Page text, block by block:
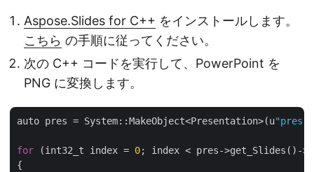
Aspose.Slides for C++ をインストールします。
こちら の手順に従ってください。
次の C++ コードを実行して、PowerPoint を
PNG に変換します。
auto pres = System::MakeObject<Presentation>(u
for (int32_t index = 0; index < pres->get_Slides()-
{